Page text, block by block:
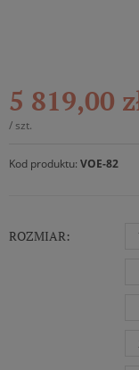
5 819,00
/ szt.
Kod produktu: VOE-82
ROZMIAR: